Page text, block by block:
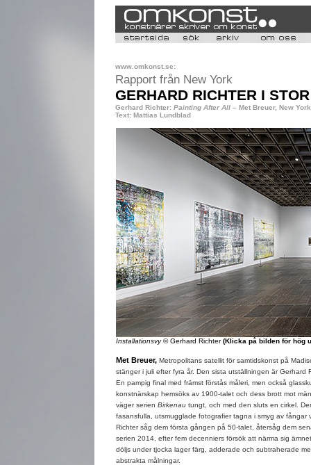
www.omkonst.se:
Rapport från New York
GERHARD RICHTER I
Gerhard Richter: Painting After All– Met Breuer, New
Text: Mattias Lundblad
Installationsvy© Gerhard Richter(Klicka på bilden för hög
Met Breuer,Metropolitans satellit för samtidskonst på
stänger i juli efter fyra år. Den sista utställningen är Gerhard
En pampig final med främst förstås måleri, men också
konstnärskap hemsöks av 1900-talet och dess brott mot
väger serien Birkenautungt, och med den sluts en cirkel.
fasansfulla, utsmugglade fotografier tagna i smyg av fångar
Richter såg dem första gången på 50-talet, återsåg dem
serien 2014, efter fem decenniers försök att närma sig
döljs under tjocka lager färg, adderade och subtraherade
abstrakta målningar.